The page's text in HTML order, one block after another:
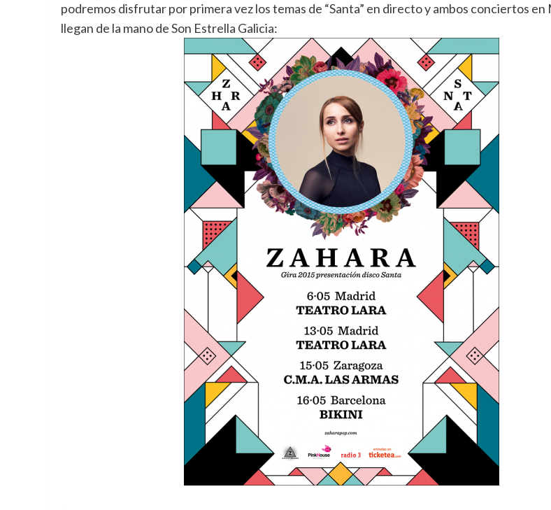
podremos disfrutar por primera vez los temas de “Santa” en directo y ambos conciertos en
llegan de la mano de Son Estrella Galicia: